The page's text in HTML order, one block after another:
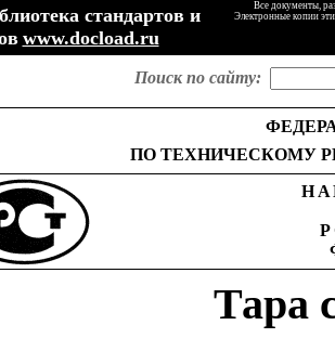
стандартов и
www.docload.ru
Все документы,
Электронные копии
Поиск по сайту:
ПО ТЕХНИЧЕСКОМУ
Тара